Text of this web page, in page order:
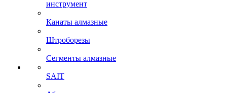
инструмент
Канаты алмазные
Штроборезы
Сегменты алмазные
SAIT